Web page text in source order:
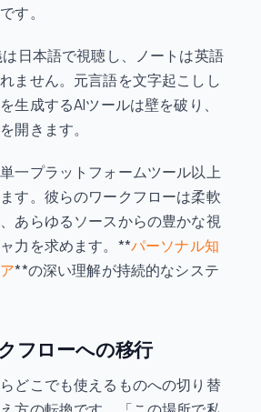
す。
日本語で視聴し、ノートは英語
ません。元言語を文字起こしし
生成するAIツールは壁を破り、
開きます。
一プラットフォームツール以上
す。彼らのワークフローは柔軟
あらゆるソースからの豊かな視
力を求めます。**パーソナル知
**の深い理解が持続的なシステ
フローへの移行
どこでも使えるものへの切り替